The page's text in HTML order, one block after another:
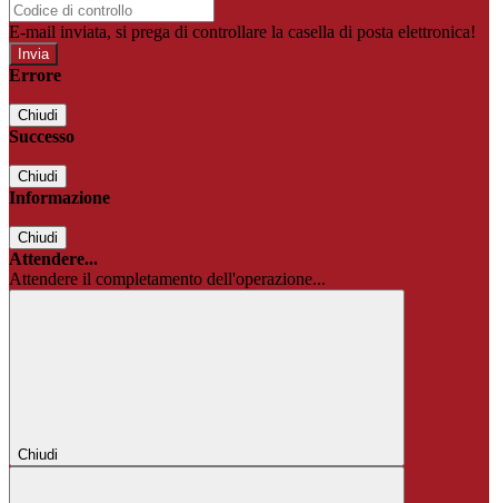
E-mail inviata, si prega di controllare la casella di posta elettronica!
Errore
Chiudi
Successo
Chiudi
Informazione
Chiudi
Attendere...
Attendere il completamento dell'operazione...
Chiudi